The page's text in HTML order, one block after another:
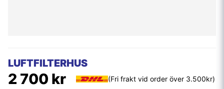
LUFTFILTERHUS
2 700 kr